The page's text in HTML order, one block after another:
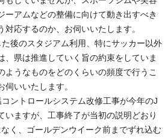
ーアムなどの整備に向けて動き出すべき
対応するのか、お伺いいたします。
後のスタジアム利用、特にサッカー以外
、県は推進していく旨の約束をしていま
ようなものをどのくらいの頻度で行うこ
伺いいたします。
ントロールシステム改修工事が今年のJ
いますが、工事終了が当初の説明どおり
く、ゴールデンウイーク前までずれ込む